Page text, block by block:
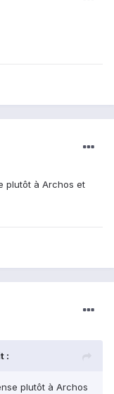
plutôt à Archos et
:
plutôt à Archos